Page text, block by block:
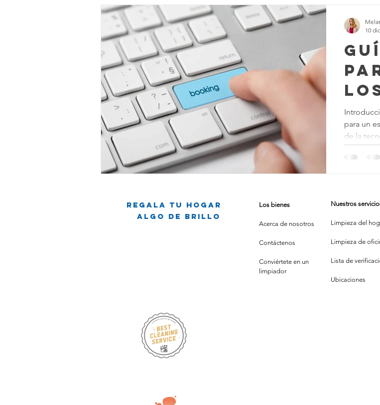
Mitos de Limpieza Consejos de Limpieza Estacionales Limpieza Eco
Servicios regulares de limpieza Consejos de limpieza de oficina Limpiar y
para un
de la
10
Regala tu hogar
Algo de brillo
Los bienes
Acerca de nosotros
Contáctenos
Conviértete en un
limpiador
Nuestros
Limpieza del
Limpieza de
Lista de
Ubicaciones